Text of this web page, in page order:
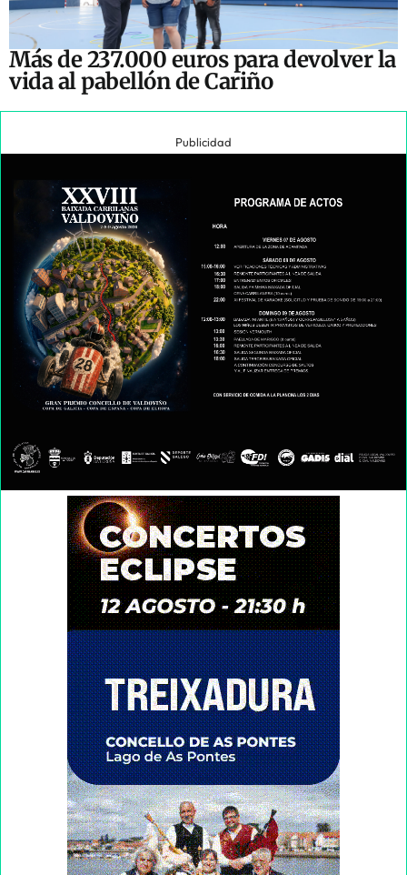
Más de 237.000 euros para devolver la
vida al pabellón de Cariño
Publicidad